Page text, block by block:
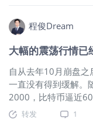
的钱砸进去，而不是
反过来，只拿 1% 的
你根本没真懂、没真
好，身体很诚实”，
资。 三、核心观点
才是投资的关键，单
永平最后一句：“概率
的。”这句话直接把 “
里，宏观环境的波动
治风险、能源价格变
据的不确定性，都在
市场。 在这种背景
始注意到一个现象：
在阶段走势上已经跑
近期有机构在社交平
相对强势的表现可能
在逐渐走出此前的极
程俊Dream
大幅的震荡行情已
自从去年10月崩盘
一直没有得到缓解。
2000，比特币逼近
密资产基本已经属于
态。这也意味着其领
转发 1